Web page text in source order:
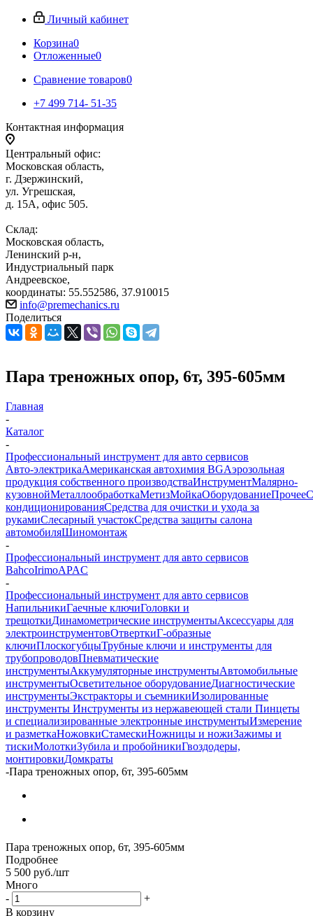
Личный кабинет
Корзина0
Отложенные0
Сравнение товаров0
+7 499 714- 51-35
Контактная информация
Центральный офис:
Московская область,
г. Дзержинский,
ул. Угрешская,
д. 15А, офис 505.
Склад:
Московская область,
Ленинский р-н,
Индустриальный парк
Андреевское,
координаты: 55.552586, 37.910015
info@premechanics.ru
Поделиться
Пара треножных опор, 6т, 395-605мм
Главная
-
Каталог
-
Профессиональный инструмент для авто сервисов
Авто-электрикаАмериканская автохимия BGАэрозольная
продукция собственного производстваИнструментМалярно-
кузовнойМеталлообработкаМетизМойкаОборудованиеПрочее
кондиционированияСредства для очистки и ухода за
рукамиСлесарный участокСредства защиты салона
автомобиляШиномонтаж
-
Профессиональный инструмент для авто сервисов
BahcoIrimoAPAC
-
Профессиональный инструмент для авто сервисов
НапильникиГаечные ключиГоловки и
трещоткиДинамометрические инструментыАксессуары для
электроинструментовОтверткиГ-образные
ключиПлоскогубцыТрубные ключи и инструменты для
трубопроводовПневматические
инструментыАккумуляторные инструментыАвтомобильные
инструментыОсветительное оборудованиеДиагностические
инструментыЭкстракторы и съемникиИзолированные
инструменты Инструменты из нержавеющей стали Пинцеты
и специализированные электронные инструментыИзмерение
и разметкаНожовкиСтамескиНожницы и ножиЗажимы и
тискиМолоткиЗубила и пробойникиГвоздодеры,
монтировкиДомкраты
-Пара треножных опор, 6т, 395-605мм
Пара треножных опор, 6т, 395-605мм
Подробнее
5 500 руб./шт
Много
-
+
В корзину